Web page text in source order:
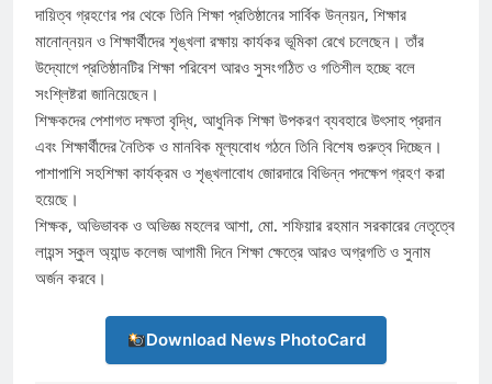
দায়িত্ব গ্রহণের পর থেকে তিনি শিক্ষা প্রতিষ্ঠানের সার্বিক উন্নয়ন, শিক্ষার
মানোন্নয়ন ও শিক্ষার্থীদের শৃঙ্খলা রক্ষায় কার্যকর ভূমিকা রেখে চলেছেন। তাঁর
উদ্যোগে প্রতিষ্ঠানটির শিক্ষা পরিবেশ আরও সুসংগঠিত ও গতিশীল হচ্ছে বলে
সংশ্লিষ্টরা জানিয়েছেন।
শিক্ষকদের পেশাগত দক্ষতা বৃদ্ধি, আধুনিক শিক্ষা উপকরণ ব্যবহারে উৎসাহ প্রদান
এবং শিক্ষার্থীদের নৈতিক ও মানবিক মূল্যবোধ গঠনে তিনি বিশেষ গুরুত্ব দিচ্ছেন।
পাশাপাশি সহশিক্ষা কার্যক্রম ও শৃঙ্খলাবোধ জোরদারে বিভিন্ন পদক্ষেপ গ্রহণ করা
হয়েছে।
শিক্ষক, অভিভাবক ও অভিজ্ঞ মহলের আশা, মো. শফিয়ার রহমান সরকারের নেতৃত্বে
লায়ন্স স্কুল অ্যান্ড কলেজ আগামী দিনে শিক্ষা ক্ষেত্রে আরও অগ্রগতি ও সুনাম
অর্জন করবে।
Download News PhotoCard